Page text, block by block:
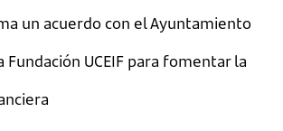
un acuerdo con el Ayuntamiento
Fundación UCEIF para fomentar la